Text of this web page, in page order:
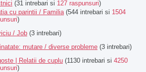
(31 intrebari si 127 raspunsuri)
cu parintii / Familia (544 intrebari si 1504
)
/ Job (3 intrebari)
mutare / diverse probleme (3 intrebari)
| Relatii de cuplu (1130 intrebari si 4250
)